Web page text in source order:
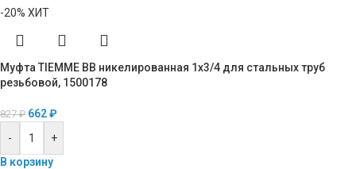
-20% ХИТ
Муфта TIEMME ВВ никелированная 1х3/4 для стальных труб
резьбовой, 1500178
827₽ 662₽
-
+
В корзину